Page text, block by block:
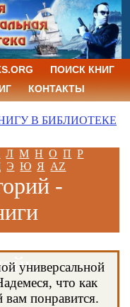
ПОИСК КНИГ
КОНТАКТЫ
В БИБЛИОТЕКЕ
Л М Н О П Р
Э Ю Я AZ
-
универсальной
что как
вам понравится.